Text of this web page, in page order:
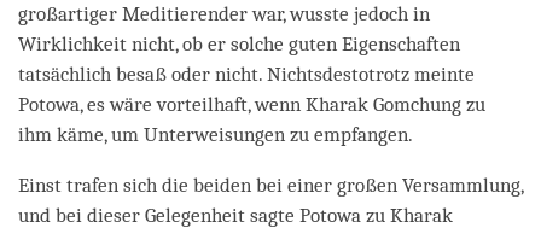
großartiger Meditierender war, wusste jedoch in
Wirklichkeit nicht, ob er solche guten Eigenschaften
tatsächlich besaß oder nicht. Nichtsdestotrotz meinte
Potowa, es wäre vorteilhaft, wenn Kharak Gomchung zu
ihm käme, um Unterweisungen zu empfangen.
Einst trafen sich die beiden bei einer großen Versammlung,
und bei dieser Gelegenheit sagte Potowa zu Kharak